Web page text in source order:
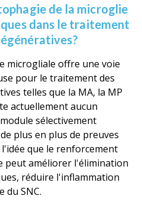
de la microglie
dans le traitement
microgliale offre une voie
pour le traitement des
telles que la MA, la MP
actuellement aucun
sélectivement
plus en plus de preuves
que le renforcement
peut améliorer l'élimination
réduire l'inflammation
du SNC.